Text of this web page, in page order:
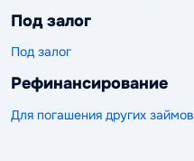
Под залог
Под залог
Рефинансирование
Для погашения других займов